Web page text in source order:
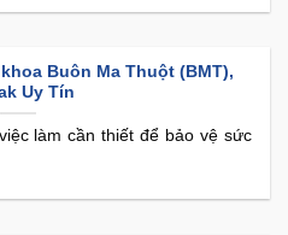
Buôn Ma Thuột (BMT),
Uy Tín
làm cần thiết để bảo vệ sức